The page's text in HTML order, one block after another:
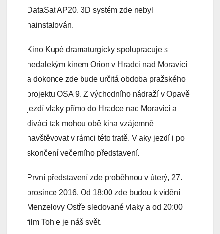
DataSat AP20. 3D systém zde nebyl
nainstalován.
Kino Kupé dramaturgicky spolupracuje s
nedalekým kinem Orion v Hradci nad Moravicí
a dokonce zde bude určitá obdoba pražského
projektu OSA 9. Z východního nádraží v Opavě
jezdí vlaky přímo do Hradce nad Moravicí a
diváci tak mohou obě kina vzájemně
navštěvovat v rámci této tratě. Vlaky jezdí i po
skončení večerního představení.
První představení zde proběhnou v úterý, 27.
prosince 2016. Od 18:00 zde budou k vidění
Menzelovy Ostře sledované vlaky a od 20:00
film Tohle je náš svět.